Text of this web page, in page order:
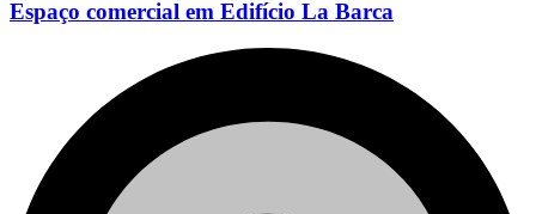
Espaço comercial em Edifício La Barca